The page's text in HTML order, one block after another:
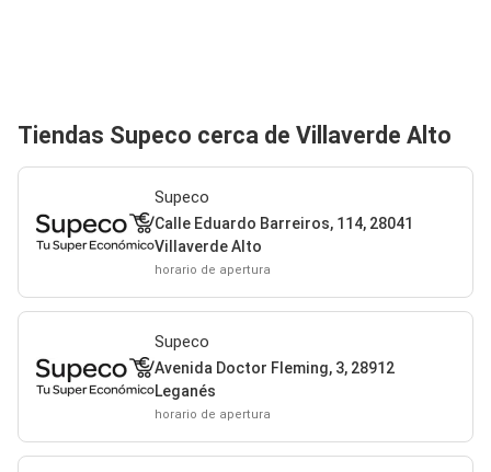
Tiendas Supeco cerca de Villaverde Alto
Supeco
Calle Eduardo Barreiros, 114, 28041
Villaverde Alto
horario de apertura
Supeco
Avenida Doctor Fleming, 3, 28912
Leganés
horario de apertura